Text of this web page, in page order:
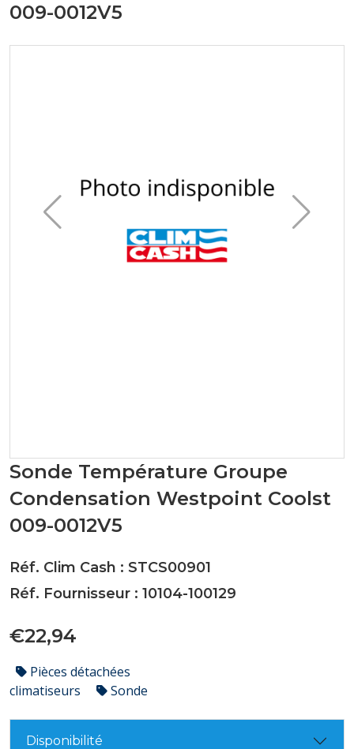
009-0012V5
Sonde Température Groupe
Condensation Westpoint Coolst
009-0012V5
Réf. Clim Cash : STCS00901
Réf. Fournisseur : 10104-100129
€22,94
Pièces détachées
climatiseurs
Sonde
Disponibilité